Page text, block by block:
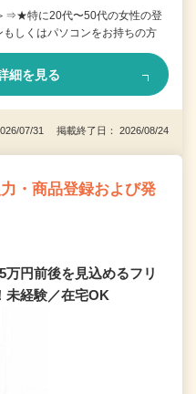
⇒★特に20代〜50代の女性の登
しくはパソコンをお持ちの方
細を見る
07/31 掲載終了日： 2026/08/24
・商品登録および発
万円前後を見込めるフリ
未経験／在宅OK